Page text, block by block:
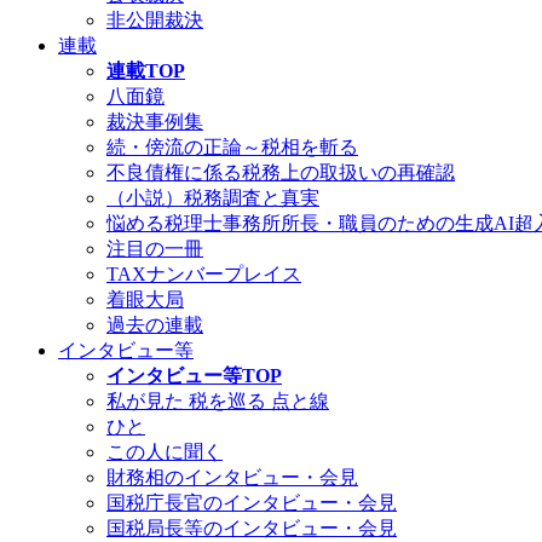
非公開裁決
連載
連載TOP
八面鏡
裁決事例集
続・傍流の正論～税相を斬る
不良債権に係る税務上の取扱いの再確認
（小説）税務調査と真実
悩める税理士事務所所長・職員のための生成AI超
注目の一冊
TAXナンバープレイス
着眼大局
過去の連載
インタビュー等
インタビュー等TOP
私が見た 税を巡る 点と線
ひと
この人に聞く
財務相のインタビュー・会見
国税庁長官のインタビュー・会見
国税局長等のインタビュー・会見